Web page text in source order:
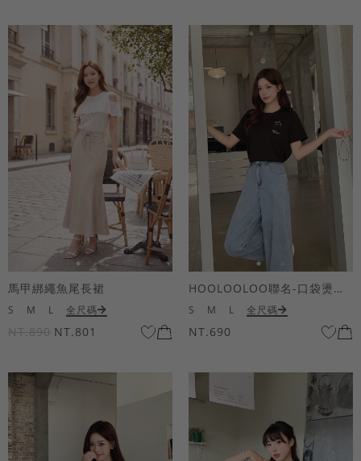
馬甲綁繩魚尾長裙
S M L 全尺碼
NT.890 NT.801
HOOLOOLOO聯名-口袋燙金KUKU熊短袖上衣
S M L 全尺碼
NT.690